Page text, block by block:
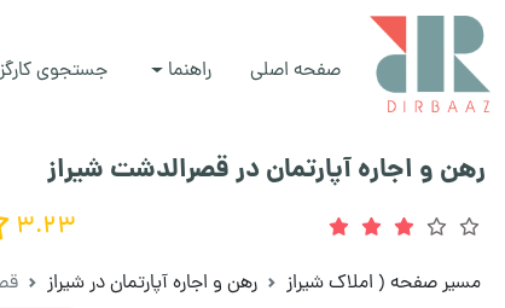
صفحه اصلی راهنما جستجوی
رهن و اجاره آپارتمان در قصرالدشت شیراز
3.23
مسیر صفحه ( رهن و اجاره آپارتمان در شیراز املاک شیراز